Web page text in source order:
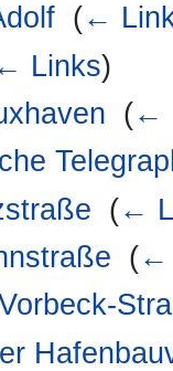
(←
Links)
(←
(←
(←